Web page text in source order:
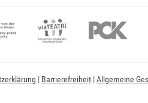
| Barrierefreiheit |Allgemeine